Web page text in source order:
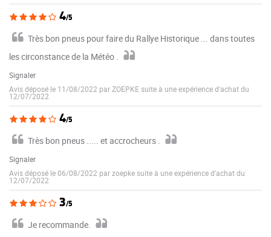
4/5
Très bon pneus pour faire du Rallye Historique ... dans toutes
les circonstance de la Météo .
Signaler
Avis déposé le 11/08/2022 par ZOEPKE suite à une expérience d'achat du
12/07/2022
4/5
Très bon pneus ..... et accrocheurs .
Signaler
Avis déposé le 06/08/2022 par zoepke suite à une expérience d'achat du
12/07/2022
3/5
Je recommande.